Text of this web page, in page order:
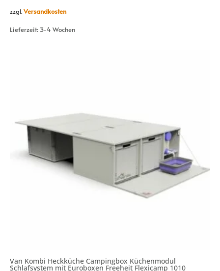
zzgl.Versandkosten
Lieferzeit: 3-4 Wochen
Van Kombi Heckküche Campingbox Küchenmodul
Schlafsystem mit Euroboxen Freeheit Flexicamp 1010